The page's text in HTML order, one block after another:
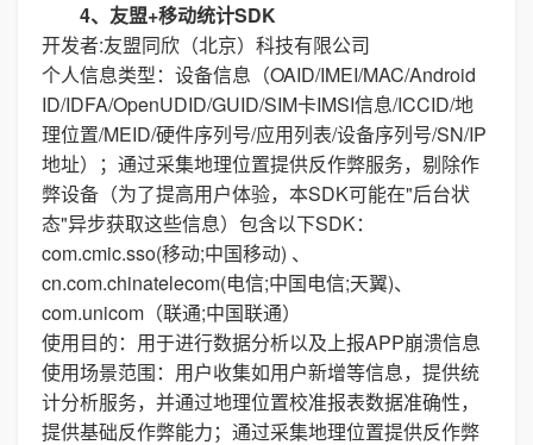
4、友盟+移动统计SDK
开发者:友盟同欣（北京）科技有限公司
个人信息类型：设备信息（OAID/IMEI/MAC/Android
ID/IDFA/OpenUDID/GUID/SIM卡IMSI信息/ICCID/地
理位置/MEID/硬件序列号/应用列表/设备序列号/SN/IP
地址）；通过采集地理位置提供反作弊服务，剔除作
弊设备（为了提高用户体验，本SDK可能在"后台状
态"异步获取这些信息）包含以下SDK：
com.cmic.sso(移动;中国移动) 、
cn.com.chinatelecom(电信;中国电信;天翼)、
com.unicom（联通;中国联通）
使用目的：用于进行数据分析以及上报APP崩溃信息
使用场景范围：用户收集如用户新增等信息，提供统
计分析服务，并通过地理位置校准报表数据准确性，
提供基础反作弊能力；通过采集地理位置提供反作弊